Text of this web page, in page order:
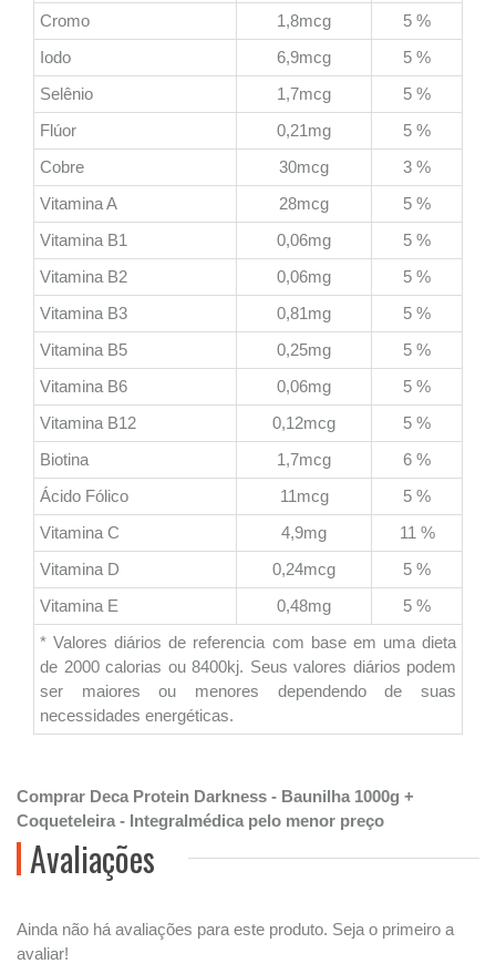
Cromo
1,8mcg
5 %
Iodo
6,9mcg
5 %
Selênio
1,7mcg
5 %
Flúor
0,21mg
5 %
Cobre
30mcg
3 %
Vitamina A
28mcg
5 %
Vitamina B1
0,06mg
5 %
Vitamina B2
0,06mg
5 %
Vitamina B3
0,81mg
5 %
Vitamina B5
0,25mg
5 %
Vitamina B6
0,06mg
5 %
Vitamina B12
0,12mcg
5 %
Biotina
1,7mcg
6 %
Ácido Fólico
11mcg
5 %
Vitamina C
4,9mg
11 %
Vitamina D
0,24mcg
5 %
Vitamina E
0,48mg
5 %
* Valores diários de referencia com base em uma dieta
de 2000 calorias ou 8400kj. Seus valores diários podem
ser maiores ou menores dependendo de suas
necessidades energéticas.
Comprar Deca Protein Darkness - Baunilha 1000g +
Coqueteleira - Integralmédica pelo menor preço
Avaliações
Ainda não há avaliações para este produto. Seja o primeiro a
avaliar!